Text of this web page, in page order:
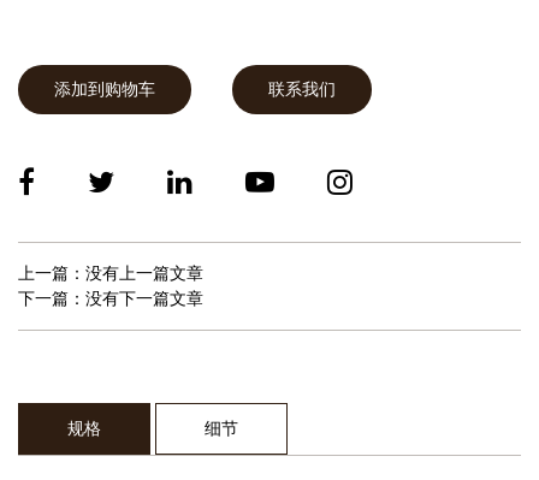
添加到购物车 联系我们
上一篇：没有上一篇文章
下一篇：没有下一篇文章
规格 细节